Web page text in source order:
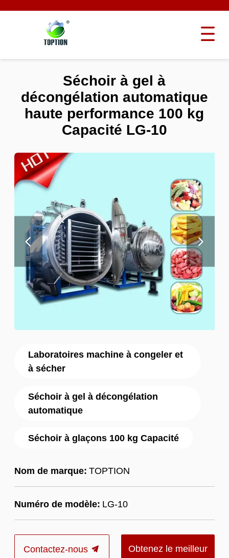
Laboratoires machine à congeler et
à sécher
Séchoir à gel à décongélation
automatique
Séchoir à glaçons 100 kg Capacité
Nom de marque: TOPTION
Numéro de modèle: LG-10
Contactez-nous Obtenez le meilleur
Séchoir à gel à
décongélation automatique
haute performance 100 kg
Capacité LG-10